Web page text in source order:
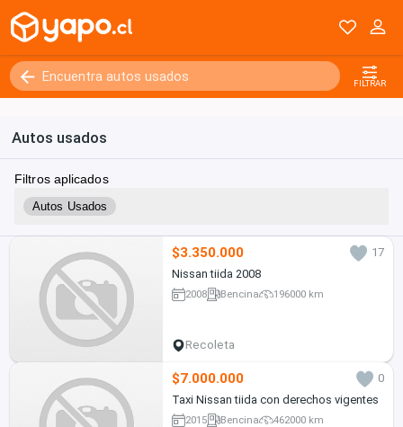
FILTRAR
Autos usados
Filtros aplicados
Autos Usados
$3.350.000
17
Nissan tiida 2008
2008 Bencina 196000 km
Recoleta
$7.000.000
0
Taxi Nissan tiida con derechos vigentes
2015 Bencina 462000 km